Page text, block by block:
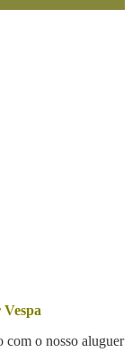
o nosso aluguer